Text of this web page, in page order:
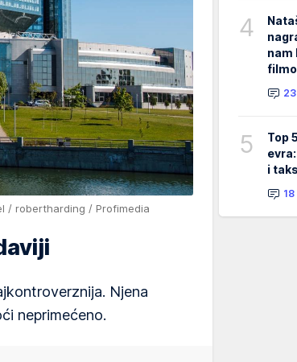
/ robertharding / Profimedia
Njena
neprimećeno.
4
nam
23
5
Top
i
18